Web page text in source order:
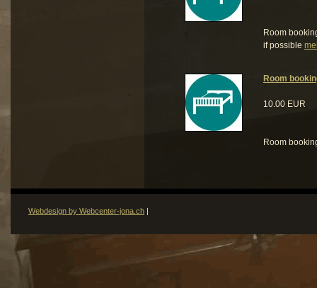
Room
if possible
Room
10.00 EUR
Room
Webdesign by Webcenter-jona.ch |